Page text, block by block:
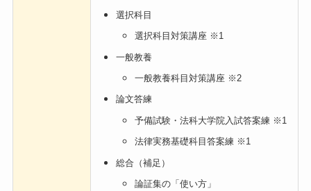
選択科目
選択科目対策講座 ※1
一般教養
一般教養科目対策講座 ※2
論文答練
予備試験・法科大学院入試答案練 ※1
法律実務基礎科目答案練 ※1
総合（補足）
論証集の「使い方」